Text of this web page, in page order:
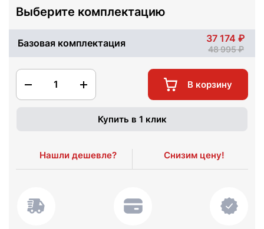
Выберите комплектацию
Базовая комплектация 37 174
48 995
1 В корзину
Купить в 1 клик
Нашли дешевле? Снизим цену!